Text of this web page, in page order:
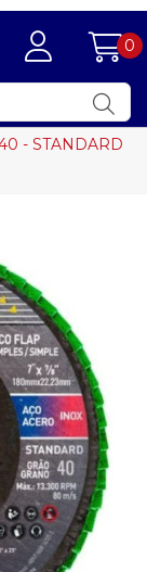
0
- STANDARD